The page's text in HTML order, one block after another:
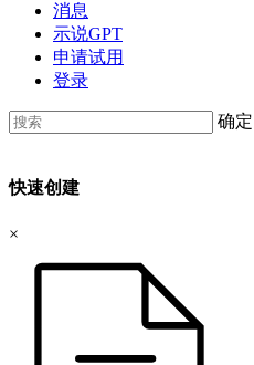
消息
示说GPT
申请试用
登录
确定
快速创建
×